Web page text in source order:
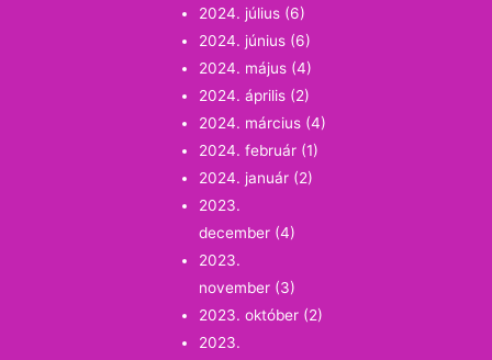
2024. július (6)
2024. június (6)
2024. május (4)
2024. április (2)
2024. március (4)
2024. február (1)
2024. január (2)
2023.
december (4)
2023.
november (3)
2023. október (2)
2023.